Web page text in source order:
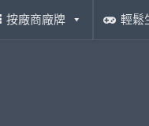
按廠商廠牌 輕鬆